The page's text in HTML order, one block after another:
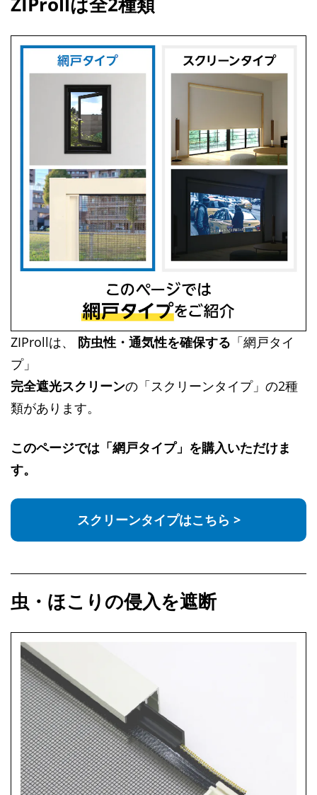
ZIProllは、 防虫性・通気性を確保する 「網戸タイ
プ」
完全遮光スクリーンの「スクリーンタイプ」の2種
類があります。
このページでは「網戸タイプ」を購入いただけま
す。
スクリーンタイプはこちら >
虫・ほこりの侵入を遮断